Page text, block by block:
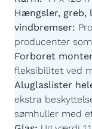
Hængsler, greb,
vindbremser:
producenter som
Forboret
fleksibilitet ved
Aluglaslister
ekstra
sømhuller med